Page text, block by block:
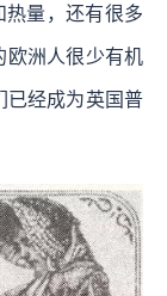
量，还有很多
欧洲人很少有机
已经成为英国普